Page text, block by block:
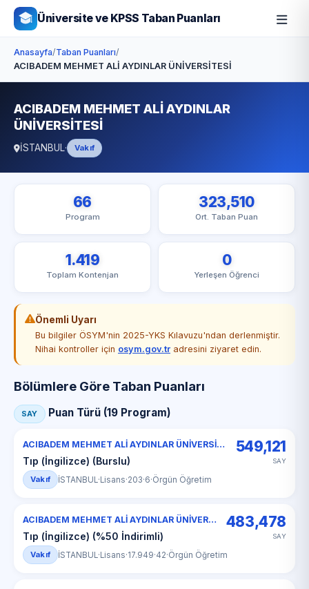
Üniversite ve KPSS Taban Puanları
Anasayfa/Taban Puanları/
ACIBADEM MEHMET ALİ AYDINLAR ÜNİVERSİTESİ
ACIBADEM MEHMET ALİ AYDINLAR
ÜNİVERSİTESİ
İSTANBUL· Vakıf
66
Program
323,510
Ort. Taban Puan
1.419
Toplam Kontenjan
0
Yerleşen Öğrenci
Önemli Uyarı
Bu bilgiler ÖSYM'nin 2025-YKS Kılavuzu'ndan derlenmiştir.
Nihai kontroller için osym.gov.tr adresini ziyaret edin.
Bölümlere Göre Taban Puanları
SAY Puan Türü (19 Program)
ACIBADEM MEHMET ALİ AYDINLAR ÜNİVERSİTESİ
Tıp (İngilizce) (Burslu)
549,121
SAY
Vakıf İSTANBUL ·Lisans·203·6·Örgün Öğretim
ACIBADEM MEHMET ALİ AYDINLAR ÜNİVERSİTESİ
Tıp (İngilizce) (%50 İndirimli)
483,478
SAY
Vakıf İSTANBUL ·Lisans·17.949·42·Örgün Öğretim